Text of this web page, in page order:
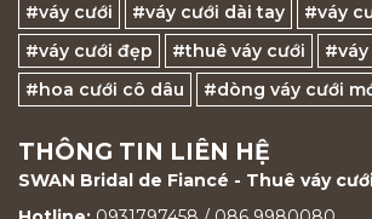
#váy cưới
#váy cưới dài tay
#váy
#váy cưới đẹp
#thuê váy cưới
#hoa cưới cô dâu
#dòng váy cưới
THÔNG TIN LIÊN HỆ
SWAN Bridal de Fiancé - Thuê váy